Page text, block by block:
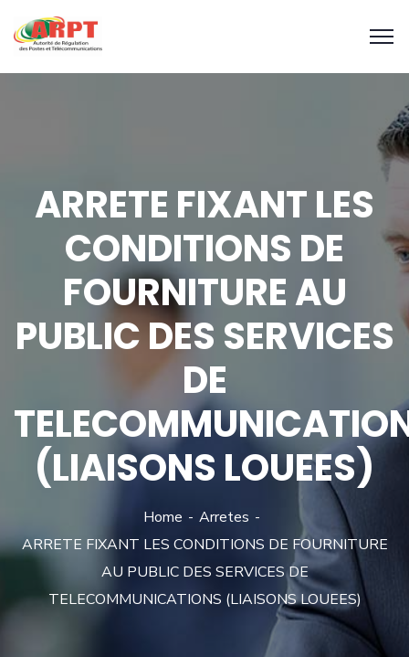
ARRETE FIXANT LES
CONDITIONS DE
FOURNITURE AU
PUBLIC DES SERVICES
DE
(LIAISONS LOUEES)
Home
Arretes
ARRETE FIXANT LES CONDITIONS DE FOURNITURE
AU PUBLIC DES SERVICES DE
TELECOMMUNICATIONS (LIAISONS LOUEES)